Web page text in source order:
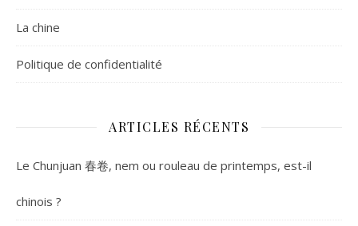
La chine
Politique de confidentialité
ARTICLES RÉCENTS
Le Chunjuan 春卷, nem ou rouleau de printemps, est-il
chinois ?